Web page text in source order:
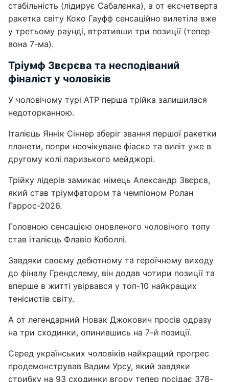
стабільність (лідирує Сабалєнка), а от ексчетверта
ракетка світу Коко Гауфф сенсаційно вилетіла вже
у третьому раунді, втративши три позиції (тепер
вона 7-ма).
Тріумф Звєрєва та несподіваний
фіналіст у чоловіків
У чоловічому турі ATP перша трійка залишилася
недоторканною.
Італієць Яннік Сіннер зберіг звання першої ракетки
планети, попри неочікуване фіаско та виліт уже в
другому колі паризького мейджорі.
Трійку лідерів замикає німець Александр Звєрєв,
який став тріумфатором та чемпіоном Ролан
Гаррос-2026.
Головною сенсацією оновленого чоловічого топу
став італієць Флавіо Коболлі.
Завдяки своєму дебютному та героїчному виходу
до фіналу Грендслему, він додав чотири позиції та
вперше в житті увірвався у топ-10 найкращих
тенісистів світу.
А от легендарний Новак Джокович просів одразу
на три сходинки, опинившись на 7-й позиції.
Серед українських чоловіків найкращий прогрес
продемонстрував Вадим Урсу, який завдяки
стрибку на 93 сходинки вгору тепер посідає 378-